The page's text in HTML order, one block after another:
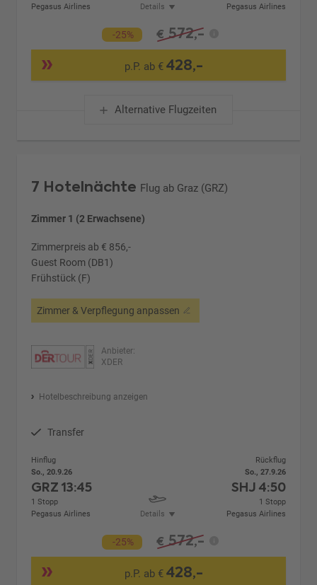
Pegasus Airlines
Details
Pegasus Airlines
-25% € 572,-
p.P. ab € 428,-
Alternative Flugzeiten
7 Hotelnächte Flug ab Graz (GRZ)
Zimmer 1 (2 Erwachsene)
Zimmerpreis ab € 856,-
Guest Room (DB1)
Frühstück (F)
Zimmer & Verpflegung anpassen
Anbieter:
XDER
Hotelbeschreibung anzeigen
Transfer
Hinflug
So., 20.9.26
GRZ13:45
1 Stopp
Pegasus Airlines
Details
Rückflug
So., 27.9.26
SHJ 4:50
1 Stopp
Pegasus Airlines
-25% € 572,-
p.P. ab € 428,-